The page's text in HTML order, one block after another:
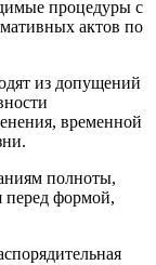
процедуры с
актов по
из допущений
временной
полноты,
перед формой,